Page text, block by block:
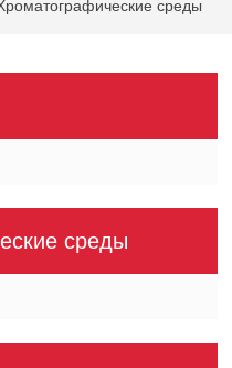
среды
среды